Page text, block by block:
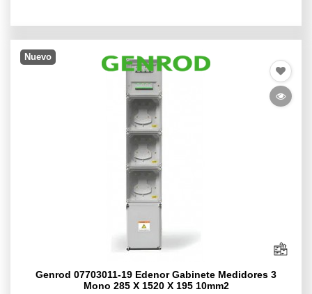
Nuevo
Genrod 07703011-19 Edenor Gabinete Medidores 3
Mono 285 X 1520 X 195 10mm2